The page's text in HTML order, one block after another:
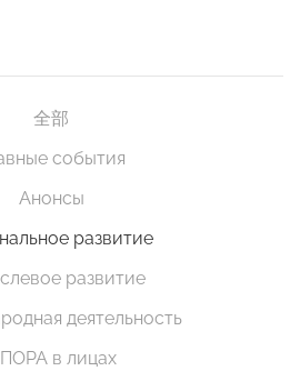
全部
события
Анонсы
развитие
развитие
деятельность
в лицах